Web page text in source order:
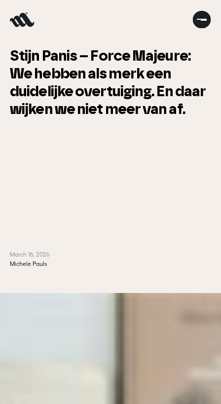
Stijn Panis – Force Majeure:
We hebben als merk een
duidelijke overtuiging. En daar
wijken we niet meer van af.
March 16, 2026
Michele Pauls